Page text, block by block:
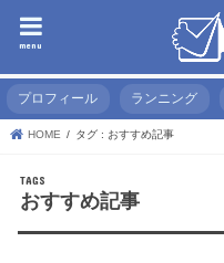
menu
プロフィール ランニング
HOME タグ : おすすめ記事
おすすめ記事